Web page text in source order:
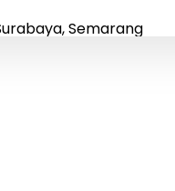
Semarang